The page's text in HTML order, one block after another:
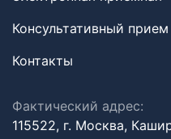
Консультативный прием
Контакты
Фактический адрес:
115522, г. Москва,